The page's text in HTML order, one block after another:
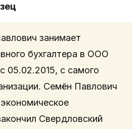
занимает
бухгалтера в ООО
05.02.2015, с самого
Семён Павлович
Свердловский